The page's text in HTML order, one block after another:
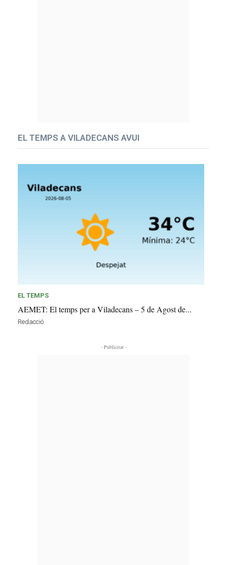
EL TEMPS A VILADECANS AVUI
EL TEMPS
AEMET: El temps per a Viladecans – 5 de Agost de...
Redacció
- Publicitat -